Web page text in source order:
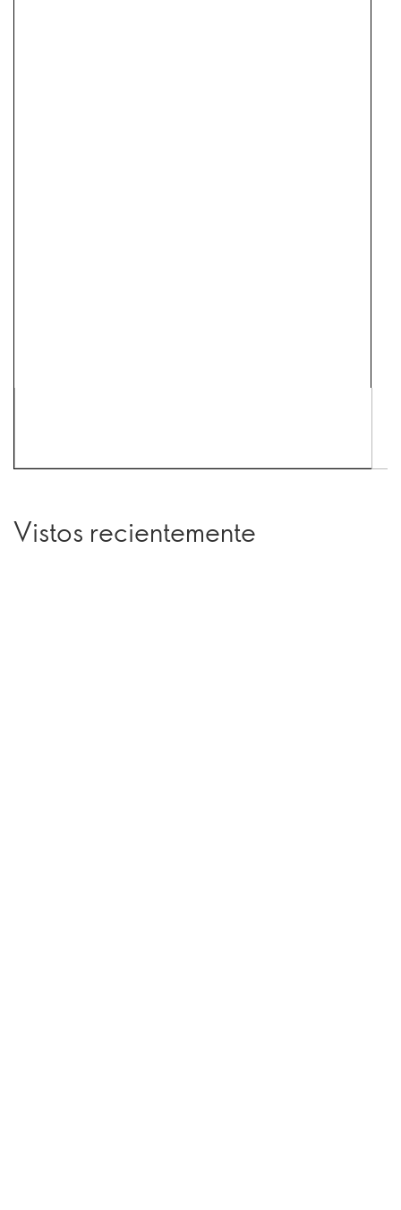
Vistos recientemente